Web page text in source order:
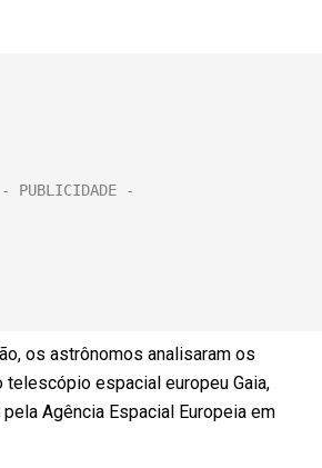
os astrônomos analisaram os
espacial europeu Gaia,
Agência Espacial Europeia em